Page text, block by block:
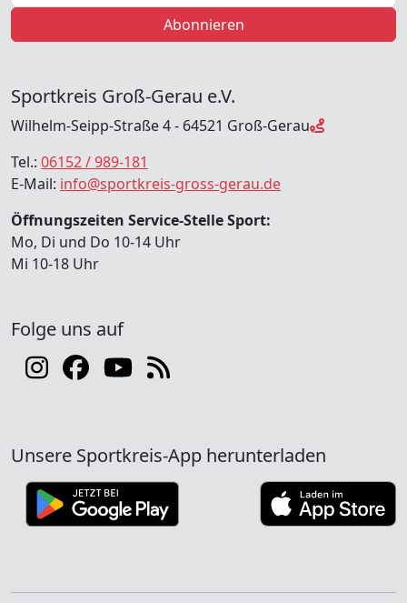
Abonnieren
Sportkreis Groß-Gerau e.V.
Wilhelm-Seipp-Straße 4 - 64521 Groß-Gerau
Tel.: 06152 / 989-181
E-Mail: info@sportkreis-gross-gerau.de
Öffnungszeiten Service-Stelle Sport:
Mo, Di und Do 10-14 Uhr
Mi 10-18 Uhr
Folge uns auf
Unsere Sportkreis-App herunterladen